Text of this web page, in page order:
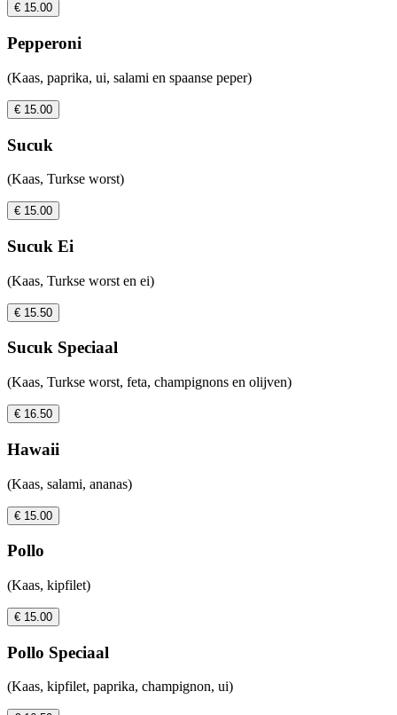
€ 15.00
Pepperoni
(Kaas, paprika, ui, salami en spaanse peper)
€ 15.00
Sucuk
(Kaas, Turkse worst)
€ 15.00
Sucuk Ei
(Kaas, Turkse worst en ei)
€ 15.50
Sucuk Speciaal
(Kaas, Turkse worst, feta, champignons en olijven)
€ 16.50
Hawaii
(Kaas, salami, ananas)
€ 15.00
Pollo
(Kaas, kipfilet)
€ 15.00
Pollo Speciaal
(Kaas, kipfilet, paprika, champignon, ui)